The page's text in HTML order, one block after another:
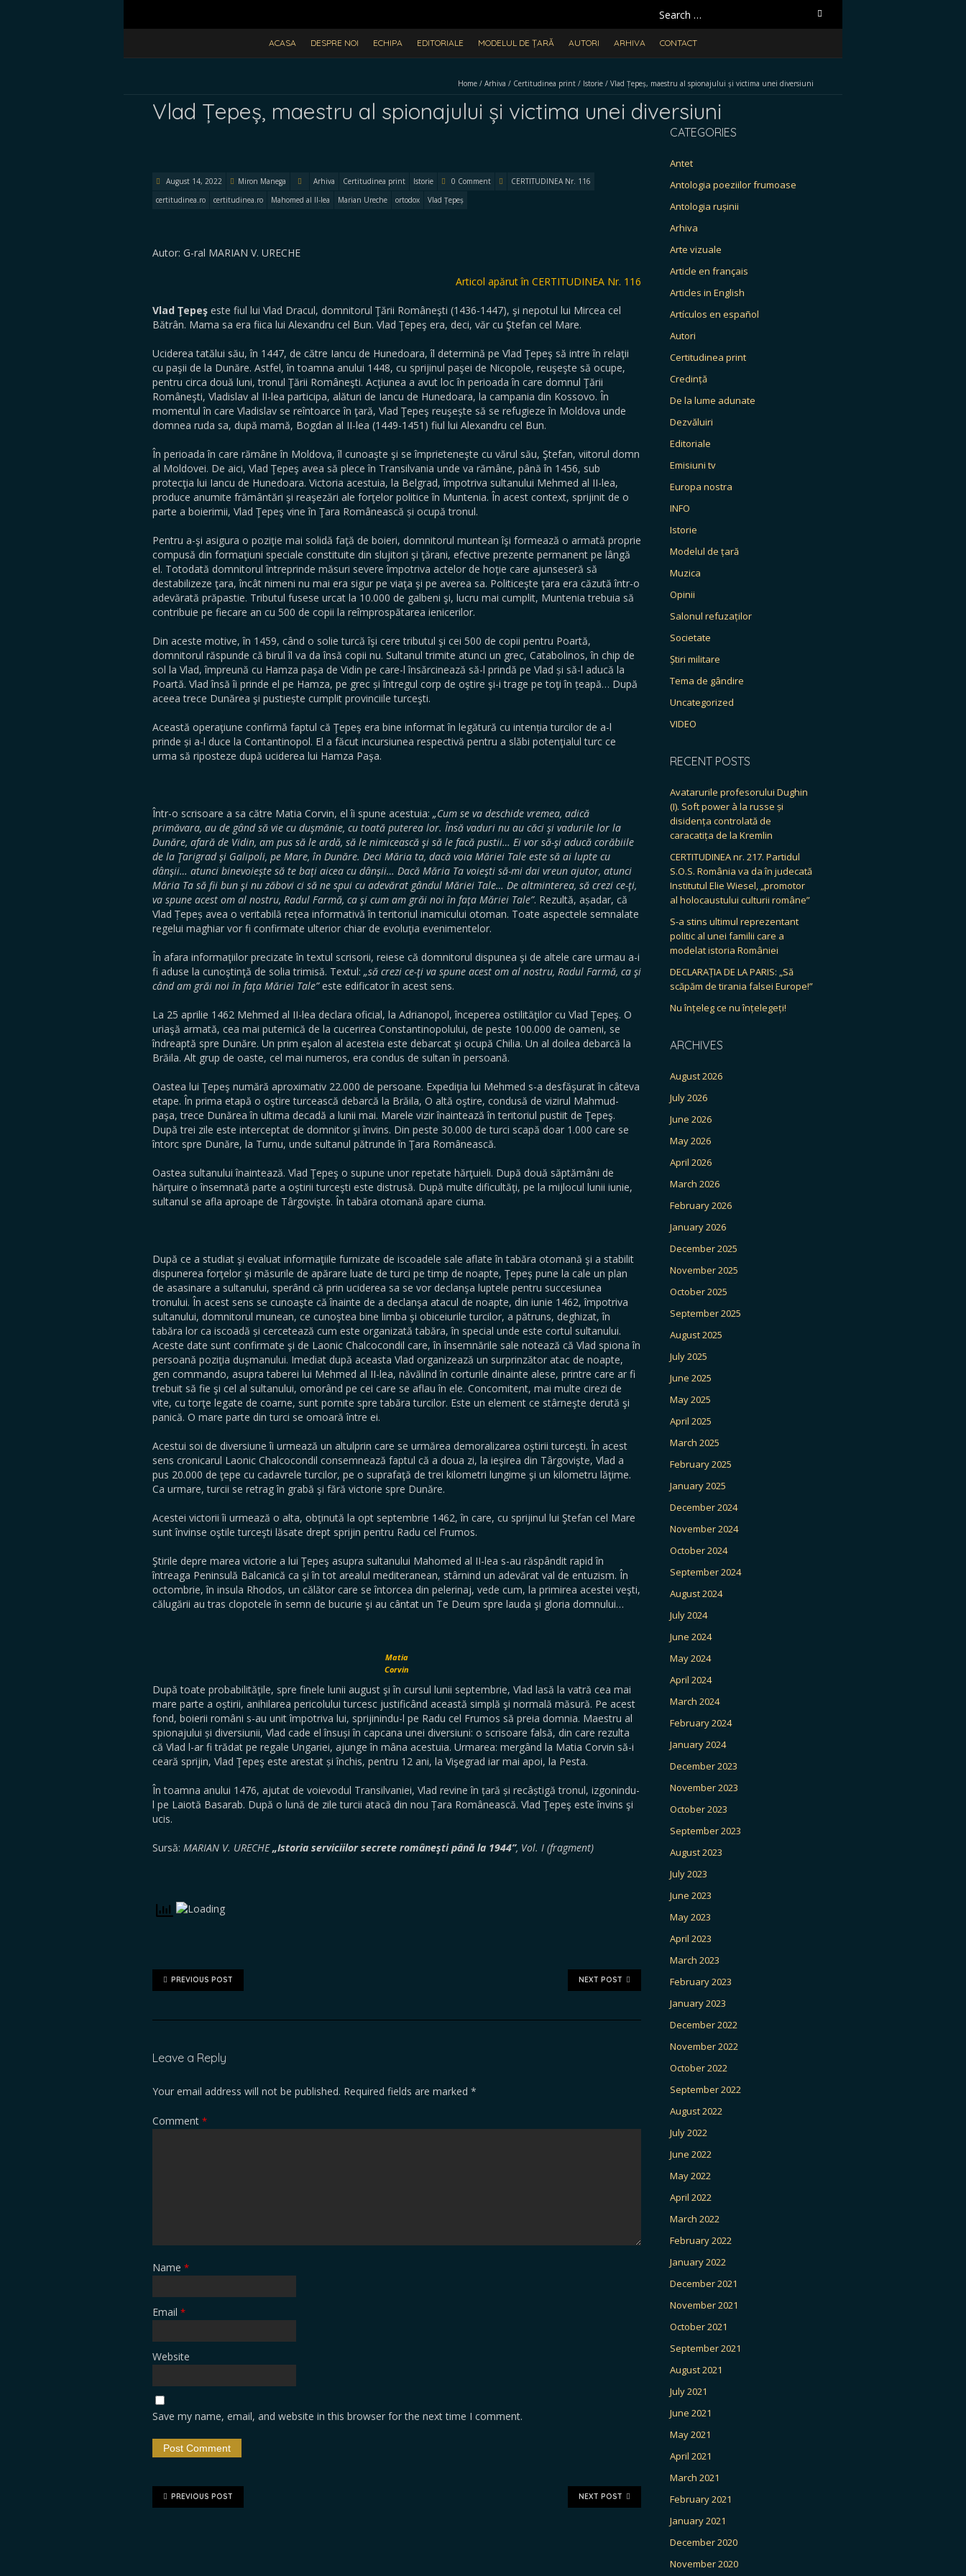
Search
for:
ACASA DESPRE NOI ECHIPA EDITORIALE MODELUL DE ȚARĂ AUTORI ARHIVA CONTACT
Home / Arhiva / Certitudinea print / Istorie / Vlad Țepeș, maestru al spionajului și victima unei diversiuni
Vlad Țepeș, maestru al spionajului și victima unei diversiuni
August 14, 2022 Miron Manega Arhiva Certitudinea print Istorie 0 Comment
CERTITUDINEA Nr. 116
certitudinea.ro
certitudinea.ro Mahomed al II-lea Marian Ureche ortodox Vlad Țepeș
Autor: G-ral MARIAN V. URECHE
Articol apărut în CERTITUDINEA Nr. 116
Vlad Ţepeş este fiul lui Vlad Dracul, domnitorul Ţării Româneşti (1436-1447), şi nepotul lui Mircea cel
Bătrân. Mama sa era fiica lui Alexandru cel Bun. Vlad Ţepeş era, deci, văr cu Ştefan cel Mare.
Uciderea tatălui său, în 1447, de către Iancu de Hunedoara, îl determină pe Vlad Ţepeş să intre în relaţii
cu paşii de la Dunăre. Astfel, în toamna anului 1448, cu sprijinul paşei de Nicopole, reuşeşte să ocupe,
pentru circa două luni, tronul Ţării Româneşti. Acţiunea a avut loc în perioada în care domnul Ţării
Româneşti, Vladislav al II-lea participa, alături de Iancu de Hunedoara, la campania din Kossovo. În
momentul în care Vladislav se reîntoarce în ţară, Vlad Ţepeş reuşeşte să se refugieze în Moldova unde
domnea ruda sa, după mamă, Bogdan al II-lea (1449-1451) fiul lui Alexandru cel Bun.
În perioada în care rămâne în Moldova, îl cunoaşte şi se împrieteneşte cu vărul său, Ştefan, viitorul domn
al Moldovei. De aici, Vlad Ţepeş avea să plece în Transilvania unde va rămâne, până în 1456, sub
protecţia lui Iancu de Hunedoara. Victoria acestuia, la Belgrad, împotriva sultanului Mehmed al II-lea,
produce anumite frământări şi reaşezări ale forţelor politice în Muntenia. În acest context, sprijinit de o
parte a boierimii, Vlad Ţepeş vine în Ţara Românească și ocupă tronul.
Pentru a-şi asigura o poziţie mai solidă faţă de boieri, domnitorul muntean îşi formează o armată proprie
compusă din formaţiuni speciale constituite din slujitori şi ţărani, efective prezente permanent pe lângă
el. Totodată domnitorul întreprinde măsuri severe împotriva actelor de hoţie care ajunseseră să
destabilizeze ţara, încât nimeni nu mai era sigur pe viaţa şi pe averea sa. Politiceşte ţara era căzută într-o
adevărată prăpastie. Tributul fusese urcat la 10.000 de galbeni şi, lucru mai cumplit, Muntenia trebuia să
contribuie pe fiecare an cu 500 de copii la reîmprospătarea ienicerilor.
Din aceste motive, în 1459, când o solie turcă îşi cere tributul şi cei 500 de copii pentru Poartă,
domnitorul răspunde că birul îl va da însă copii nu. Sultanul trimite atunci un grec, Catabolinos, în chip de
sol la Vlad, împreună cu Hamza paşa de Vidin pe care-l însărcinează să-l prindă pe Vlad și să-l aducă la
Poartă. Vlad însă îi prinde el pe Hamza, pe grec și întregul corp de oştire şi-i trage pe toţi în țeapă… După
aceea trece Dunărea şi pustiește cumplit provinciile turceşti.
Această operaţiune confirmă faptul că Ţepeş era bine informat în legătură cu intenția turcilor de a-l
prinde și a-l duce la Contantinopol. El a făcut incursiunea respectivă pentru a slăbi potenţialul turc ce
urma să riposteze după uciderea lui Hamza Paşa.
Într-o scrisoare a sa către Matia Corvin, el îi spune acestuia: „Cum se va deschide vremea, adică
primăvara, au de gând să vie cu duşmănie, cu toată puterea lor. Însă vaduri nu au căci şi vadurile lor la
Dunăre, afară de Vidin, am pus să le ardă, să le nimicească şi să le facă pustii… Ei vor să-şi aducă corăbiile
de la Ţarigrad şi Galipoli, pe Mare, în Dunăre. Deci Măria ta, dacă voia Măriei Tale este să ai lupte cu
dânşii… atunci binevoieşte să te baţi aicea cu dânşii… Dacă Măria Ta voieşti să-mi dai vreun ajutor, atunci
Măria Ta să fii bun şi nu zăbovi ci să ne spui cu adevărat gândul Măriei Tale… De altminterea, să crezi ce-ţi,
va spune acest om al nostru, Radul Farmă, ca şi cum am grăi noi în faţa Măriei Tale”. Rezultă, așadar, că
Vlad Țepeș avea o veritabilă rețea informativă în teritoriul inamicului otoman. Toate aspectele semnalate
regelui maghiar vor fi confirmate ulterior chiar de evoluţia evenimentelor.
În afara informaţiilor precizate în textul scrisorii, reiese că domnitorul dispunea şi de altele care urmau a-i
fi aduse la cunoştinţă de solia trimisă. Textul: „să crezi ce-ţi va spune acest om al nostru, Radul Farmă, ca şi
când am grăi noi în faţa Măriei Tale”este edificator în acest sens.
La 25 aprilie 1462 Mehmed al II-lea declara oficial, la Adrianopol, începerea ostilităţilor cu Vlad Ţepeş. O
uriaşă armată, cea mai puternică de la cucerirea Constantinopolului, de peste 100.000 de oameni, se
îndreaptă spre Dunăre. Un prim eşalon al acesteia este debarcat şi ocupă Chilia. Un al doilea debarcă la
Brăila. Alt grup de oaste, cel mai numeros, era condus de sultan în persoană.
Oastea lui Ţepeş numără aproximativ 22.000 de persoane. Expediţia lui Mehmed s-a desfăşurat în câteva
etape. În prima etapă o oştire turcească debarcă la Brăila, O altă oştire, condusă de vizirul Mahmud-
paşa, trece Dunărea în ultima decadă a lunii mai. Marele vizir înaintează în teritoriul pustiit de Ţepeş.
După trei zile este interceptat de domnitor şi învins. Din peste 30.000 de turci scapă doar 1.000 care se
întorc spre Dunăre, la Turnu, unde sultanul pătrunde în Ţara Românească.
Oastea sultanului înaintează. Vlad Ţepeş o supune unor repetate hărţuieli. După două săptămâni de
hărţuire o însemnată parte a oştirii turceşti este distrusă. După multe dificultăţi, pe la mijlocul lunii iunie,
sultanul se afla aproape de Târgovişte. În tabăra otomană apare ciuma.
După ce a studiat şi evaluat informaţiile furnizate de iscoadele sale aflate în tabăra otomană şi a stabilit
dispunerea forţelor şi măsurile de apărare luate de turci pe timp de noapte, Ţepeş pune la cale un plan
de asasinare a sultanului, sperând că prin uciderea sa se vor declanşa luptele pentru succesiunea
tronului. În acest sens se cunoaşte că înainte de a declanşa atacul de noapte, din iunie 1462, împotriva
sultanului, domnitorul munean, ce cunoştea bine limba şi obiceiurile turcilor, a pătruns, deghizat, în
tabăra lor ca iscoadă și cercetează cum este organizată tabăra, în special unde este cortul sultanului.
Aceste date sunt confirmate şi de Laonic Chalcocondil care, în însemnările sale notează că Vlad spiona în
persoană poziţia duşmanului. Imediat după aceasta Vlad organizează un surprinzător atac de noapte,
gen commando, asupra taberei lui Mehmed al II-lea, năvălind în corturile dinainte alese, printre care ar fi
trebuit să fie şi cel al sultanului, omorând pe cei care se aflau în ele. Concomitent, mai multe cirezi de
vite, cu torţe legate de coarne, sunt pornite spre tabăra turcilor. Este un element ce stârneşte derută şi
panică. O mare parte din turci se omoară între ei.
Acestui soi de diversiune îi urmează un altulprin care se urmărea demoralizarea oştirii turceşti. În acest
sens cronicarul Laonic Chalcocondil consemnează faptul că a doua zi, la ieşirea din Târgovişte, Vlad a
pus 20.000 de ţepe cu cadavrele turcilor, pe o suprafaţă de trei kilometri lungime şi un kilometru lăţime.
Ca urmare, turcii se retrag în grabă şi fără victorie spre Dunăre.
Acestei victorii îi urmează o alta, obţinută la opt septembrie 1462, în care, cu sprijinul lui Ştefan cel Mare
sunt învinse oştile turceşti lăsate drept sprijin pentru Radu cel Frumos.
Ştirile depre marea victorie a lui Ţepeş asupra sultanului Mahomed al II-lea s-au răspândit rapid în
întreaga Peninsulă Balcanică ca şi în tot arealul mediteranean, stârnind un adevărat val de entuzism. În
octombrie, în insula Rhodos, un călător care se întorcea din pelerinaj, vede cum, la primirea acestei veşti,
călugării au tras clopotele în semn de bucurie şi au cântat un Te Deum spre lauda şi gloria domnului…
Matia
Corvin
După toate probabilităţile, spre finele lunii august şi în cursul lunii septembrie, Vlad lasă la vatră cea mai
mare parte a oștirii, anihilarea pericolului turcesc justificând această simplă şi normală măsură. Pe acest
fond, boierii români s-au unit împotriva lui, sprijinindu-l pe Radu cel Frumos să preia domnia. Maestru al
spionajului și diversiunii, Vlad cade el însuși în capcana unei diversiuni: o scrisoare falsă, din care rezulta
că Vlad l-ar fi trădat pe regale Ungariei, ajunge în mâna acestuia. Urmarea: mergând la Matia Corvin să-i
ceară sprijin, Vlad Ţepeş este arestat și închis, pentru 12 ani, la Vişegrad iar mai apoi, la Pesta.
În toamna anului 1476, ajutat de voievodul Transilvaniei, Vlad revine în țară și recâștigă tronul, izgonindu-
l pe Laiotă Basarab. După o lună de zile turcii atacă din nou Țara Românească. Vlad Ţepeş este învins şi
ucis.
Sursă: MARIAN V. URECHE„Istoria serviciilor secrete româneşti până la 1944”, Vol. I (fragment)
NEXT POST
PREVIOUS POST
Leave a Reply
Your email address will not be published. Required fields are marked *
Comment *
Name *
Email *
Website
Save my name, email, and website in this browser for the next time I comment.
NEXT POST
PREVIOUS POST
CATEGORIES
Antet
Antologia poeziilor frumoase
Antologia rușinii
Arhiva
Arte vizuale
Article en français
Articles in English
Artículos en español
Autori
Certitudinea print
Credință
De la lume adunate
Dezvăluiri
Editoriale
Emisiuni tv
Europa nostra
INFO
Istorie
Modelul de țară
Muzica
Opinii
Salonul refuzaților
Societate
Știri militare
Tema de gândire
Uncategorized
VIDEO
RECENT POSTS
Avatarurile profesorului Dughin
(I). Soft power à la russe și
disidența controlată de
caracatița de la Kremlin
CERTITUDINEA nr. 217. Partidul
S.O.S. România va da în judecată
Institutul Elie Wiesel, „promotor
al holocaustului culturii române”
S-a stins ultimul reprezentant
politic al unei familii care a
modelat istoria României
DECLARAȚIA DE LA PARIS: „Să
scăpăm de tirania falsei Europe!”
Nu înțeleg ce nu înțelegeți!
ARCHIVES
August 2026
July 2026
June 2026
May 2026
April 2026
March 2026
February 2026
January 2026
December 2025
November 2025
October 2025
September 2025
August 2025
July 2025
June 2025
May 2025
April 2025
March 2025
February 2025
January 2025
December 2024
November 2024
October 2024
September 2024
August 2024
July 2024
June 2024
May 2024
April 2024
March 2024
February 2024
January 2024
December 2023
November 2023
October 2023
September 2023
August 2023
July 2023
June 2023
May 2023
April 2023
March 2023
February 2023
January 2023
December 2022
November 2022
October 2022
September 2022
August 2022
July 2022
June 2022
May 2022
April 2022
March 2022
February 2022
January 2022
December 2021
November 2021
October 2021
September 2021
August 2021
July 2021
June 2021
May 2021
April 2021
March 2021
February 2021
January 2021
December 2020
November 2020